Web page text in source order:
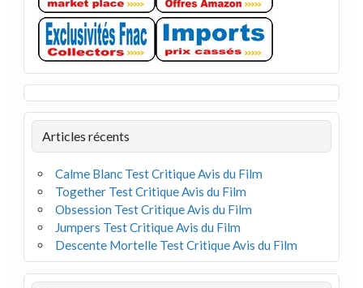
Articles récents
Calme Blanc Test Critique Avis du Film
Together Test Critique Avis du Film
Obsession Test Critique Avis du Film
Jumpers Test Critique Avis du Film
Descente Mortelle Test Critique Avis du Film